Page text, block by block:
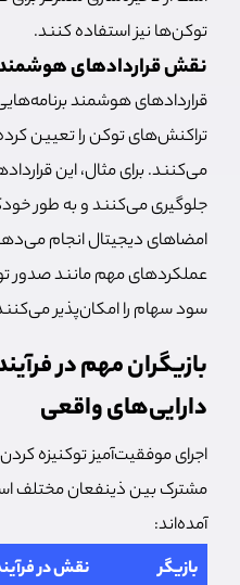
توکن‌ها نیز استفاده کنند.
نقش قراردادهای
قراردادهای هوشمند
تراکنش‌های توکن را تعیین
می‌کنند. برای مثال، این
جلوگیری می‌کنند و به طور
امضاهای دیجیتال انجام
عملکردهای مهم مانند صدور
سود سهام را امکان‌پذیر
بازیگران مهم در
دارایی‌های واقعی
اجرای موفقیت‌آمیز توکنیزه
مشترک بین ذینفعان مختلف
آمده‌اند:
بازیگر
نقش در